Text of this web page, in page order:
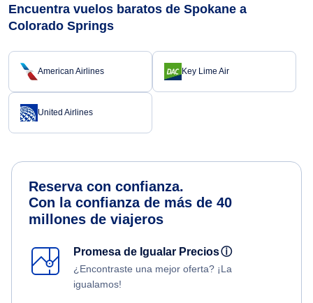
Encuentra vuelos baratos de Spokane a
Colorado Springs
American Airlines Key Lime Air
United Airlines
Reserva con confianza.
Con la confianza de más de 40
millones de viajeros
Promesa de Igualar Preciosⓘ
¿Encontraste una mejor oferta? ¡La
igualamos!